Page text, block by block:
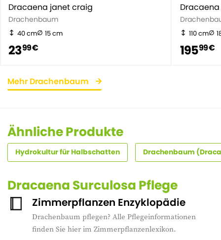
Dracaena janet craig
Drachenbaum
40 cm 15 cm
2399 €
110 cm
19599 €
Mehr Drachenbaum
Ähnliche Produkte
Hydrokultur für Halbschatten Drachenbaum
Dracaena Surculosa Pflege
Zimmerpflanzen Enzyklopädie
Drachenbaum pflegen? Alle Pflegeinformationen
finden Sie hier im Zimmerpflanzenlexikon.